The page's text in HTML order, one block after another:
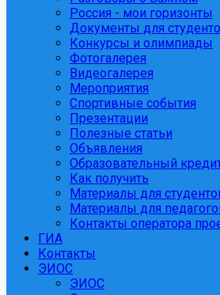
Россия - мои горизонты
Документы для
Конкурсы и олимпиады
Фотогалерея
Видеогалерея
Мероприятия
Спортивные события
Презентации
Полезные статьи
Объявления
Образовательный
Как получить
Материалы для
Материалы для
Контакты оператора
ГИА
Контакты
ЭИОС
ЭИОС